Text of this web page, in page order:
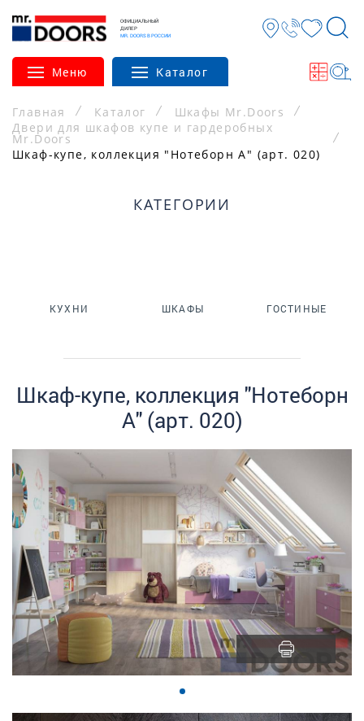
ОФИЦИАЛЬНЫЙ
ДИЛЕР
MR. DOORS В РОССИИ
Меню Каталог
Главная Каталог
Шкафы Mr.Doors
Двери для шкафов купе и гардеробных
Mr.Doors
Шкаф-купе, коллекция "Нотеборн А" (арт. 020)
КАТЕГОРИИ
КУХНИ ШКАФЫ ГОСТИНЫЕ
Шкаф-купе, коллекция "Нотеборн
А" (арт. 020)